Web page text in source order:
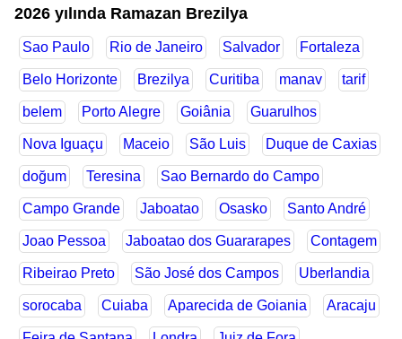
2026 yılında Ramazan Brezilya
Sao Paulo Rio de Janeiro Salvador Fortaleza
Belo Horizonte Brezilya Curitiba manav tarif
belem Porto Alegre Goiânia Guarulhos
Nova Iguaçu Maceio São Luis Duque de Caxias
doğum Teresina Sao Bernardo do Campo
Campo Grande Jaboatao Osasko Santo André
Joao Pessoa Jaboatao dos Guararapes Contagem
Ribeirao Preto São José dos Campos Uberlandia
sorocaba Cuiaba Aparecida de Goiania Aracaju